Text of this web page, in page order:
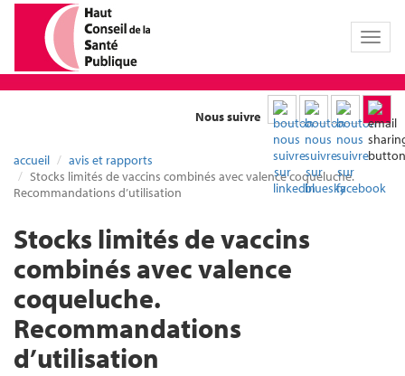
Toggle
Nous suivre
accueil
avis et rapports
Stocks limités de vaccins combinés avec valence coqueluche.
Recommandations d’utilisation
Stocks limités de vaccins
combinés avec valence
coqueluche.
Recommandations
d’utilisation